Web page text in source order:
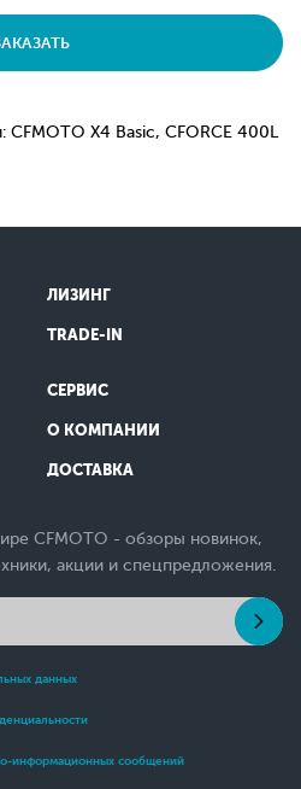
CFMOTO X4 Basic, CFORCE 400L
ЛИЗИНГ
TRADE-IN
СЕРВИС
О КОМПАНИИ
ДОСТАВКА
CFMOTO - обзоры новинок,
акции и спецпредложения.
данных
информационных сообщений